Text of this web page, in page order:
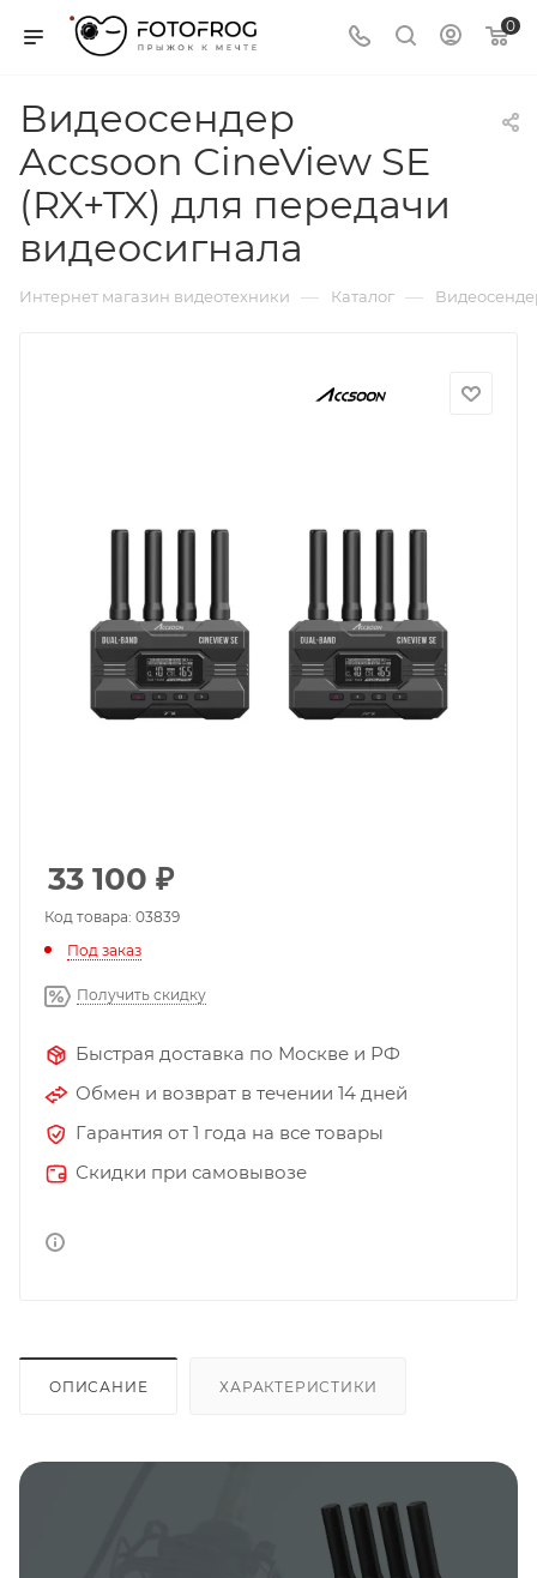
0
Видеосендер
Accsoon CineView SE
(RX+TX) для передачи
видеосигнала
Интернет магазин видеотехники — Каталог —
33 100 ₽
Код товара: 03839
Под заказ
Получить скидку
Быстрая доставка по Москве и РФ
Обмен и возврат в течении 14 дней
Гарантия от 1 года на все товары
Скидки при самовывозе
ОПИСАНИЕ ХАРАКТЕРИСТИКИ